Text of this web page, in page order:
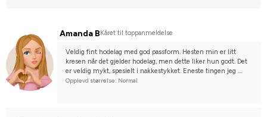
Amanda B Kåret til toppanmeldelse
Veldig fint hodelag med god passform. Hesten min er litt
kresen når det gjelder hodelag, men dette liker hun godt. Det
er veldig mykt, spesielt i nakkestykket. Eneste tingen jeg
synes at er litt dumt med det er at den hvite delen ikke tåler
Opplevd størrelse: Normal